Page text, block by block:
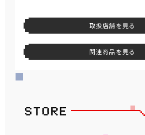
取扱店舗を見る
関連商品を見る